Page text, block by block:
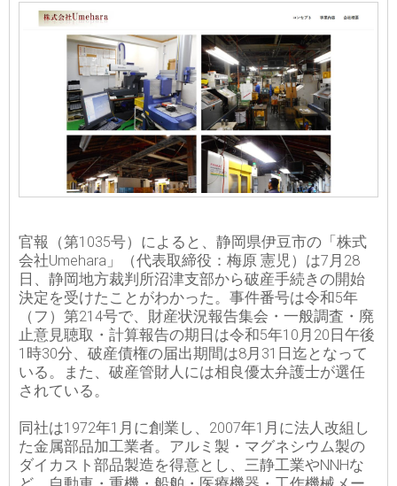
官報（第1035号）によると、静岡県伊豆市の「株式
会社Umehara」（代表取締役：梅原 憲児）は7月28
日、静岡地方裁判所沼津支部から破産手続きの開始
決定を受けたことがわかった。事件番号は令和5年
（フ）第214号で、財産状況報告集会・一般調査・廃
止意見聴取・計算報告の期日は令和5年10月20日午後
1時30分、破産債権の届出期間は8月31日迄となって
いる。また、破産管財人には相良優太弁護士が選任
されている。
同社は1972年1月に創業し、2007年1月に法人改組し
た金属部品加工業者。アルミ製・マグネシウム製の
ダイカスト部品製造を得意とし、三静工業やNNHな